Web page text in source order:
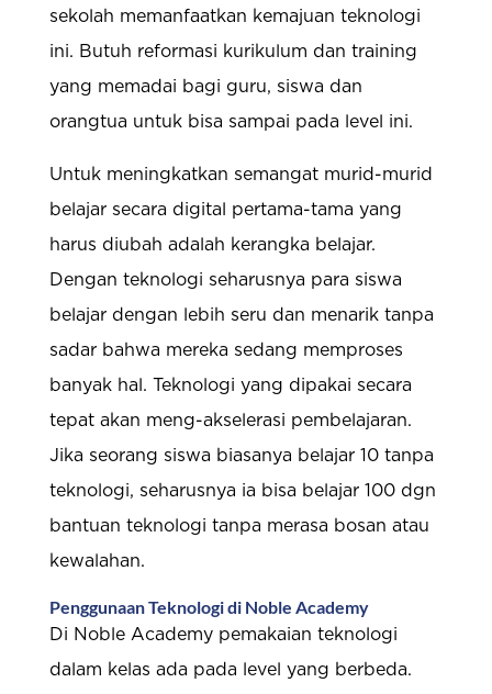
sekolah memanfaatkan kemajuan teknologi
ini. Butuh reformasi kurikulum dan training
yang memadai bagi guru, siswa dan
orangtua untuk bisa sampai pada level ini.
Untuk meningkatkan semangat murid-murid
belajar secara digital pertama-tama yang
harus diubah adalah kerangka belajar.
Dengan teknologi seharusnya para siswa
belajar dengan lebih seru dan menarik tanpa
sadar bahwa mereka sedang memproses
banyak hal. Teknologi yang dipakai secara
tepat akan meng-akselerasi pembelajaran.
Jika seorang siswa biasanya belajar 10 tanpa
teknologi, seharusnya ia bisa belajar 100 dgn
bantuan teknologi tanpa merasa bosan atau
kewalahan.
Penggunaan Teknologi di Noble Academy
Di Noble Academy pemakaian teknologi
dalam kelas ada pada level yang berbeda.